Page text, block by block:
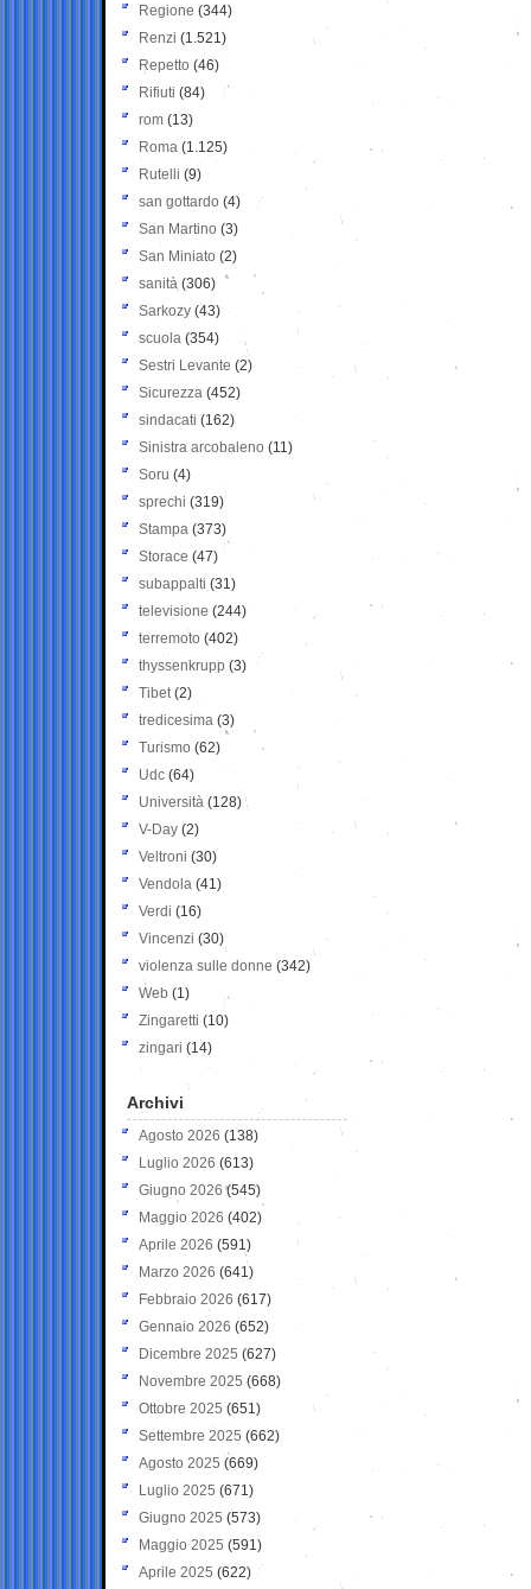
Regione (344)
Renzi (1.521)
Repetto (46)
Rifiuti (84)
rom (13)
Roma (1.125)
Rutelli (9)
san gottardo (4)
San Martino (3)
San Miniato (2)
sanità (306)
Sarkozy (43)
scuola (354)
Sestri Levante (2)
Sicurezza (452)
sindacati (162)
Sinistra arcobaleno (11)
Soru (4)
sprechi (319)
Stampa (373)
Storace (47)
subappalti (31)
televisione(244)
terremoto (402)
thyssenkrupp (3)
Tibet(2)
tredicesima (3)
Turismo (62)
Udc (64)
Università (128)
V-Day (2)
Veltroni (30)
Vendola (41)
Verdi (16)
Vincenzi (30)
violenza sulle donne (342)
Web (1)
Zingaretti (10)
zingari (14)
Archivi
Agosto 2026 (138)
Luglio 2026 (613)
Giugno 2026 (545)
Maggio 2026 (402)
Aprile 2026 (591)
Marzo 2026 (641)
Febbraio 2026 (617)
Gennaio 2026 (652)
Dicembre 2025 (627)
Novembre 2025 (668)
Ottobre 2025 (651)
Settembre 2025 (662)
Agosto 2025 (669)
Luglio 2025 (671)
Giugno 2025 (573)
Maggio 2025 (591)
Aprile 2025 (622)